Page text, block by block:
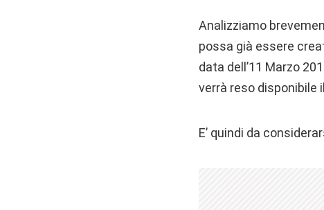
Analizziamo
possa già essere
data dell’11 Marzo
verrà reso disponibile
E’ quindi da